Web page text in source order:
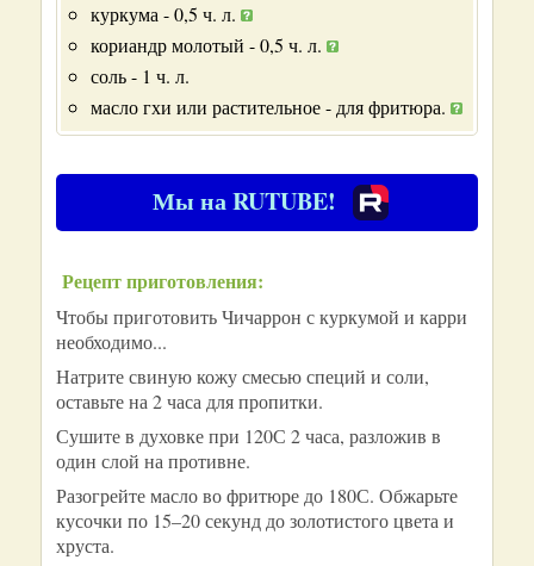
куркума - 0,5 ч. л.
кориандр молотый - 0,5 ч. л.
соль - 1 ч. л.
масло гхи или растительное - для фритюра.
Мы на RUTUBE!
Рецепт приготовления:
Чтобы приготовить Чичаррон с куркумой и карри
необходимо...
Натрите свиную кожу смесью специй и соли,
оставьте на 2 часа для пропитки.
Сушите в духовке при 120С 2 часа, разложив в
один слой на противне.
Разогрейте масло во фритюре до 180С. Обжарьте
кусочки по 15–20 секунд до золотистого цвета и
хруста.